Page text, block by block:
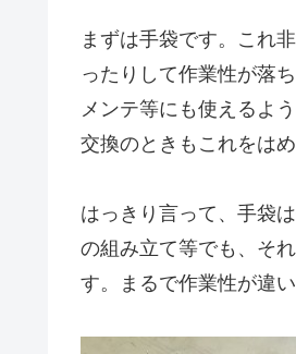
まずは手袋です。これ
ったりして作業性が落
メンテ等にも使えるよ
交換のときもこれをはめ
はっきり言って、手袋
の組み立て等でも、そ
す。まるで作業性が違い